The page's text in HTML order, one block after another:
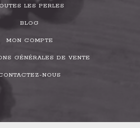
LES PERLES
BLOG
MON COMPTE
GÉNÉRALES DE VENTE
NOUS